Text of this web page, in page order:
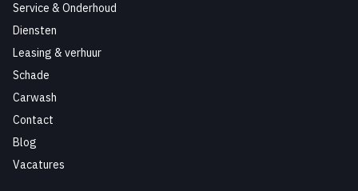
Service & Onderhoud
Diensten
Leasing & verhuur
Schade
Carwash
Contact
Blog
Vacatures